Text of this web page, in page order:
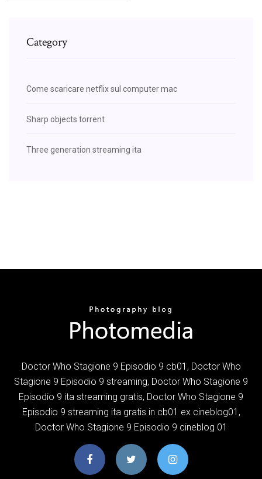
Category
Come scaricare netflix sul computer mac
Sharp objects torrent
Three generation streaming ita
Doctor Who Stagione 9 Episodio 9 cb01, Doctor Who
Stagione 9 Episodio 9 streaming, Doctor Who Stagione 9
Episodio 9 ita streaming gratis, Doctor Who Stagione 9
Episodio 9 streaming ita gratis in cb01 ex cineblog01,
Doctor Who Stagione 9 Episodio 9 cineblog 01